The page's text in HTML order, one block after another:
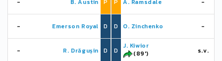
- B. Austin P
- Emerson Royal D
- R. Drăgușin D
P A. Ramsdale -
D O. Zinchenko -
D
J. Kiwior
(89')
s.v.